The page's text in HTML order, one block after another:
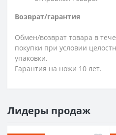
Возврат/гарантия
Обмен/возврат товара в
покупки при условии
упаковки.
Гарантия на ножи 10 лет.
Лидеры продаж